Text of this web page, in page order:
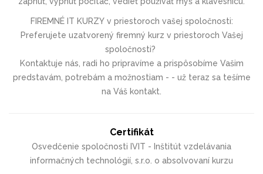
FIREMNÉ IT KURZY v priestoroch vašej spoločnosti:
Preferujete uzatvorený firemný kurz v priestoroch Vašej
spoločnosti?
Kontaktuje nás, radi ho pripravíme a prispôsobíme Vašim
predstavám, potrebám a možnostiam - - už teraz sa tešíme
na Váš kontakt.
Certifikát
Osvedčenie spoločnosti IVIT - Inštitút vzdelávania
informačných technológií, s.r.o. o absolvovaní kurzu